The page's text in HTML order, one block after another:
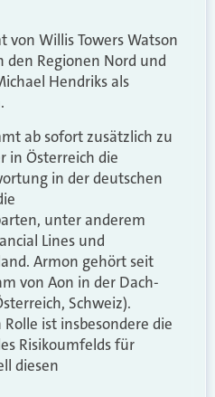
von Willis Towers Watson
den Regionen Nord und
Hendriks als
ab sofort zusätzlich zu
in Österreich die
in der deutschen
unter anderem
Lines und
Armon gehört seit
von Aon in der Dach-
Schweiz).
ist insbesondere die
Risikoumfelds für
diesen